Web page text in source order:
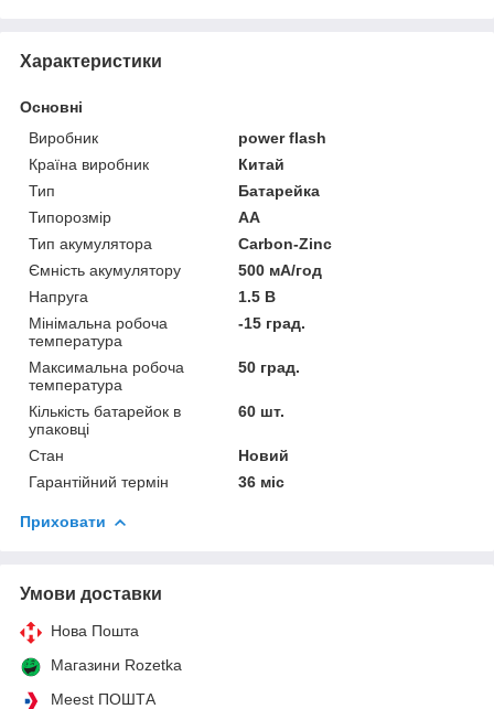
Характеристики
Основні
Виробник
power flash
Країна виробник
Китай
Тип
Батарейка
Типорозмір
AA
Тип акумулятора
Carbon-Zinc
Ємність акумулятору
500 мА/год
Напруга
1.5 В
Мінімальна робоча
температура
-15 град.
Максимальна робоча
температура
50 град.
Кількість батарейок в
упаковці
60 шт.
Стан
Новий
Гарантійний термін
36 міс
Приховати
Умови доставки
Нова Пошта
Магазини Rozetka
Meest ПОШТА